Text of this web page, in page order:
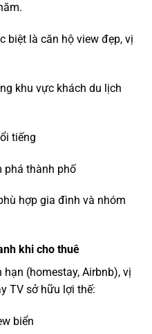
biệt là căn hộ view đẹp, vị
khu vực khách du lịch
tiếng
phá thành phố
hợp gia đình và nhóm
khi cho thuê
(homestay, Airbnb), vị
TV sở hữu lợi thế:
biển